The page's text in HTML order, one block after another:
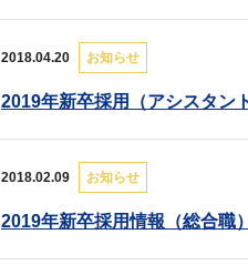
2018.04.20 お知らせ
2019年新卒採用（アシスタン
2018.02.09 お知らせ
2019年新卒採用情報（総合職